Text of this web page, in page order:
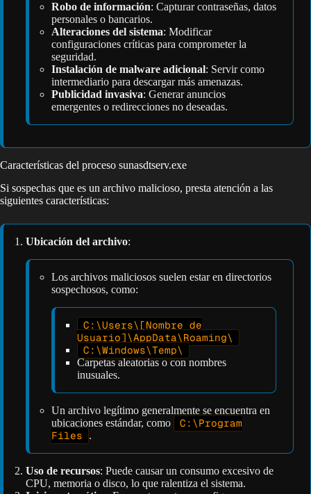
Robo de información: Capturar contraseñas, datos
personales o bancarios.
Alteraciones del sistema: Modificar
configuraciones críticas para comprometer la
seguridad.
Instalación de malware adicional: Servir como
intermediario para descargar más amenazas.
Publicidad invasiva: Generar anuncios
emergentes o redirecciones no deseadas.
Características del proceso sunasdtserv.exe
Si sospechas que es un archivo malicioso, presta atención a las
siguientes características:
Ubicación del archivo:
Los archivos maliciosos suelen estar en directorios
sospechosos, como:
C:\Users\[Nombre de
Usuario]\AppData\Roaming\
C:\Windows\Temp\
Carpetas aleatorias o con nombres
inusuales.
Un archivo legítimo generalmente se encuentra en
ubicaciones estándar, como
C:\Program
Files
.
Uso de recursos: Puede causar un consumo excesivo de
CPU, memoria o disco, lo que ralentiza el sistema.